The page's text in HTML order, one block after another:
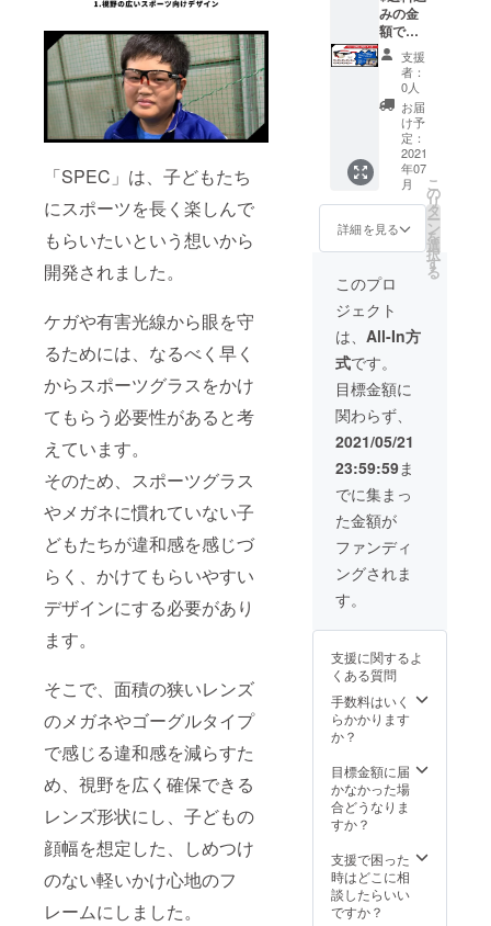
「SPEC」は、子どもたち
にスポーツを長く楽しんで
もらいたいという想いから
開発されました。
ケガや有害光線から眼を守
るためには、なるべく早く
からスポーツグラスをかけ
てもらう必要性があると考
えています。
そのため、スポーツグラス
やメガネに慣れていない子
どもたちが違和感を感じづ
らく、かけてもらいやすい
デザインにする必要があり
ます。
そこで、面積の狭いレンズ
のメガネやゴーグルタイプ
で感じる違和感を減らすた
め、視野を広く確保できる
レンズ形状にし、子どもの
顔幅を想定した、しめつけ
のない軽いかけ心地のフ
レームにしました。
ら接続
される
場合、
別途、
カメラ
とス
ピー
カー、
マイク
が必要
になる
場合が
ありま
ら接続
場合、
アプリ
ンロー
ドが必
要にな
る場合
があり
通信
費と、
きる機
器と環
準備に
は、ご
参加さ
れる
方々に
ご用
意、ご
いたし
ます。
ご了承
せ。
自宅等
お好き
な場所
から接
続いた
だけま
す。 ・
zoom
は、PC
やスマ
ホから
接続し
て使用
話がで
ステム
です。
PCか
ら接続
される
場合、
別途、
カメラ
ピー
カー、
マイク
が必要
になる
場合が
ありま
ら接続
される
場合、
アプリ
のダウ
ンロー
る場合
があり
ます。
接続で
きる機
器と環
境のご
本体(調
光レン
ズ装着
済み)に
変更も
可能で
す ・グ
ラス
ケース
・収納
袋 ・イ
ヤー
フック
【特別
コーチ
ング会
詳細】
・日
程：
2021年
7月中旬
から順
次開始
いたし
ます。
スケ
ジュー
ルはプ
ロジェ
クト終
了後、
し、決
ていた
だきま
す。
だく状
況によ
り、7月
能性も
ありま
す。 ・
場所：
みの金
額で
す。 【
セット
内容 】
・加藤
特別出
張コー
チング
「SPEC
-01R」
本体
(HCDレ
着済み)
※「SPE
C-
01B」
本体(調
光レン
ズ装着
済み)に
変更も
可能で
す。 ・
グラス
ケース
・収納
袋 ・イ
ヤー
フック
コーチ
詳細】
・日
程：
2021年
次開始
いたし
ます。
ジュー
ルはプ
ロジェ
クト終
支援
者：
0人
お届
け予
定：
2021
年07
月
詳細を見る
こ
の
リ
タ
ー
ン
を
選
択
す
る
このプロ
ジェクト
は、 All-In方
式です。
目標金額に
関わらず、
2021/05/21
23:59:59ま
でに集まっ
た金額が
ファンディ
ングされま
す。
支援に関するよ
くある質問
手数料はいく
らかかります
か？
目標金額に届
かなかった場
合どうなりま
すか？
支援で困った
時はどこに相
談したらいい
ですか？